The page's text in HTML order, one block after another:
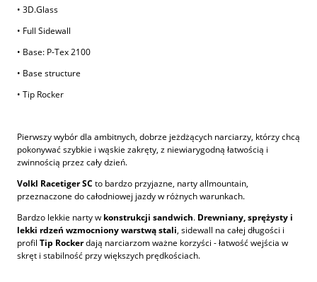
• 3D.Glass
• Full Sidewall
• Base: P-Tex 2100
• Base structure
• Tip Rocker
Pierwszy wybór dla ambitnych, dobrze jeżdżących narciarzy, którzy chcą
pokonywać szybkie i wąskie zakręty, z niewiarygodną łatwością i
zwinnością przez cały dzień.
Volkl Racetiger SC to bardzo przyjazne, narty allmountain,
przeznaczone do całodniowej jazdy w różnych warunkach.
Bardzo lekkie narty w konstrukcji sandwich. Drewniany, sprężysty i
lekki rdzeń wzmocniony warstwą stali, sidewall na całej długości i
profil Tip Rockerdają narciarzom ważne korzyści - łatwość wejścia w
skręt i stabilność przy większych prędkościach.